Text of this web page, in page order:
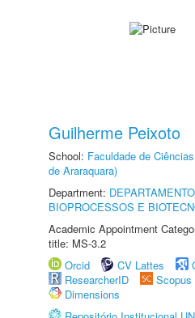
Guilherme Peixoto
School: Faculdade de
de Araraquara)
Department:
BIOPROCESSOS E
Academic Appointment
title: MS-3.2
Orcid
CV Lattes
ResearcherID
Scopus
Dimensions